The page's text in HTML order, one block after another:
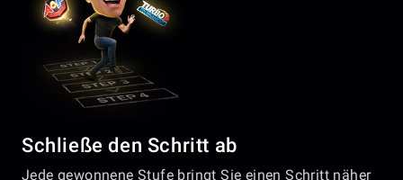
Schließe den Schritt ab
Jede gewonnene Stufe bringt Sie einen Schritt näher